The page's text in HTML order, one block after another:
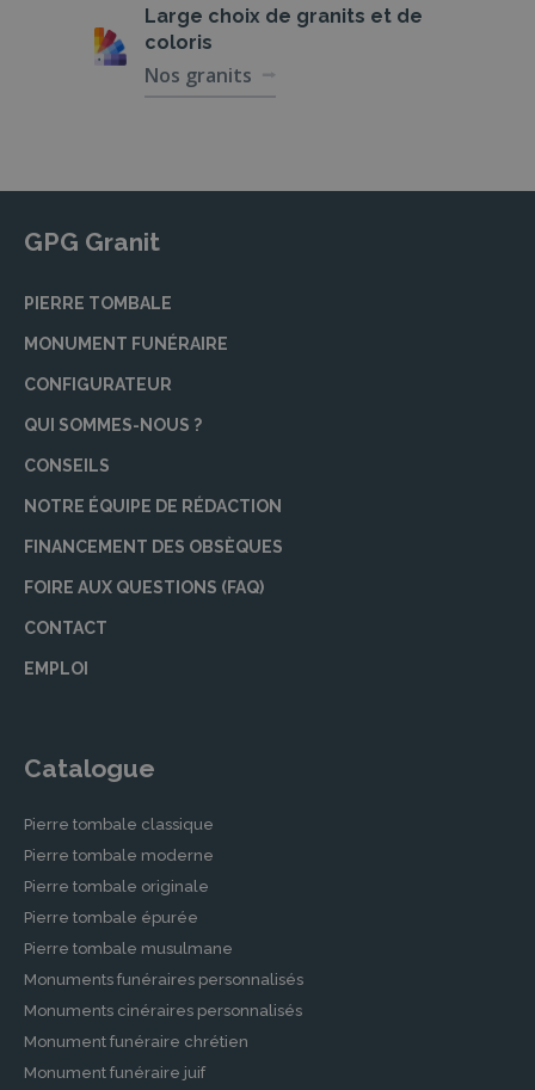
Large choix de granits et de
coloris
Nos granits
GPG Granit
PIERRE TOMBALE
MONUMENT FUNÉRAIRE
CONFIGURATEUR
QUI SOMMES-NOUS ?
CONSEILS
NOTRE ÉQUIPE DE RÉDACTION
FINANCEMENT DES OBSÈQUES
FOIRE AUX QUESTIONS (FAQ)
CONTACT
EMPLOI
Catalogue
Pierre tombale classique
Pierre tombale moderne
Pierre tombale originale
Pierre tombale épurée
Pierre tombale musulmane
Monuments funéraires personnalisés
Monuments cinéraires personnalisés
Monument funéraire chrétien
Monument funéraire juif